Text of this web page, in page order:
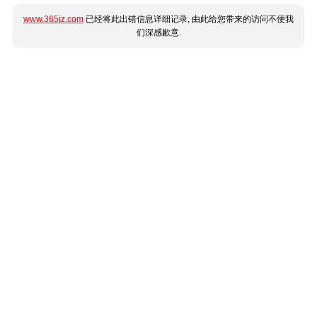
www.365jz.com 已经将此出错信息详细记录, 由此给您带来的访问不便我
们深感歉意.